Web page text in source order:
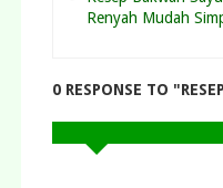
Renyah Mudah
0 RESPONSE TO